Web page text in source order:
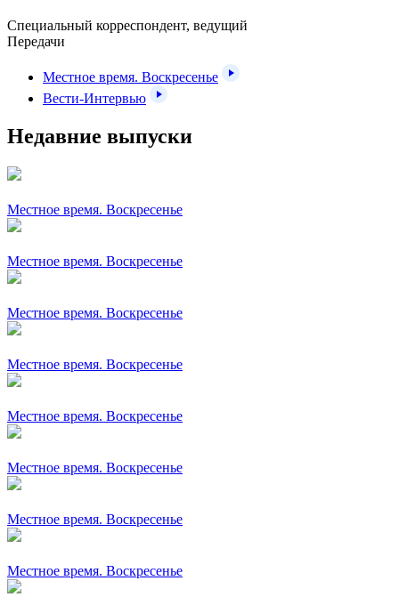
Специальный корреспондент, ведущий
Передачи
Местное время. Воскресенье
Вести-Интервью
Недавние выпуски
Местное время. Воскресенье
Местное время. Воскресенье
Местное время. Воскресенье
Местное время. Воскресенье
Местное время. Воскресенье
Местное время. Воскресенье
Местное время. Воскресенье
Местное время. Воскресенье